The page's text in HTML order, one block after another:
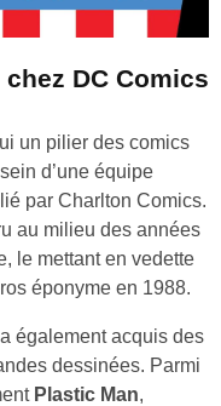
chez DC Comics
un pilier des comics
d’une équipe
par Charlton Comics.
au milieu des années
le mettant en vedette
éponyme en 1988.
également acquis des
dessinées. Parmi
Plastic Man,